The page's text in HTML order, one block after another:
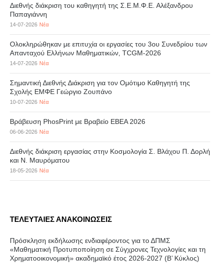
Διεθνής διάκριση του καθηγητή της Σ.Ε.Μ.Φ.Ε. Αλέξανδρου
Παπαγιάννη
14-07-2026 Νέα
Ολοκληρώθηκαν με επιτυχία οι εργασίες του 3ου Συνεδρίου των
Απανταχού Ελλήνων Μαθηματικών, TCGM-2026
14-07-2026 Νέα
Σημαντική Διεθνής Διάκριση για τον Ομότιμο Καθηγητή της
Σχολής ΕΜΦΕ Γεώργιο Ζουπάνο
10-07-2026 Νέα
Βράβευση PhosPrint με Βραβείο ΕΒΕΑ 2026
06-06-2026 Νέα
Διεθνής διάκριση εργασίας στην Κοσμολογία Σ. Βλάχου Π. Δορλή
και Ν. Μαυρόματου
18-05-2026 Νέα
ΤΕΛΕΥΤΑΙΕΣ ΑΝΑΚΟΙΝΩΣΕΙΣ
Πρόσκληση εκδήλωσης ενδιαφέροντος για το ΔΠΜΣ
«Μαθηματική Προτυποποίηση σε Σύγχρονες Τεχνολογίες και τη
Χρηματοοικονομική» ακαδημαϊκό έτος 2026-2027 (B’ Kύκλος)